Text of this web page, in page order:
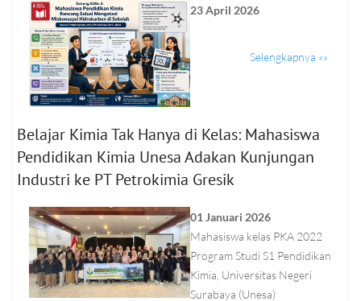
23 April 2026
Selengkapnya »»
Belajar Kimia Tak Hanya di Kelas: Mahasiswa
Pendidikan Kimia Unesa Adakan Kunjungan
Industri ke PT Petrokimia Gresik
01 Januari 2026
Mahasiswa kelas PKA 2022
Program Studi S1 Pendidikan
Kimia, Universitas Negeri
Surabaya (Unesa)